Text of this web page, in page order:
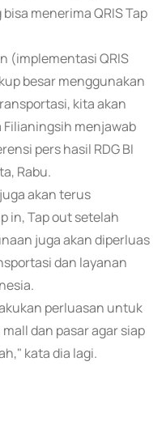
menerima QRIS Tap
(implementasi QRIS
besar menggunakan
kita akan
menjawab
pers hasil RDG BI
Rabu.
akan terus
in, Tap out setelah
juga akan diperluas
dan layanan
perluasan untuk
dan pasar agar siap
kata dia lagi.